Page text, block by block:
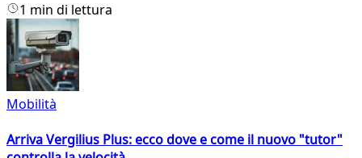
1 min di lettura
Mobilità
Arriva Vergilius Plus: ecco dove e come il nuovo "tutor"